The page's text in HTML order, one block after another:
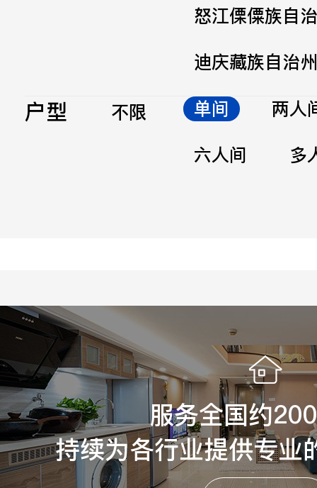
怒江傈僳族自
迪庆藏族自治州
户型 不限 单间
两人
六人间
多
服务全国约
持续为各行业提供专业